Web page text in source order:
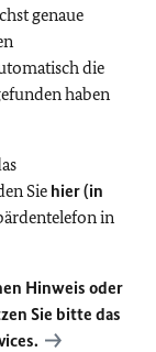
genaue
die
haben
Sie hier (in
in
Hinweis oder
Sie bitte das